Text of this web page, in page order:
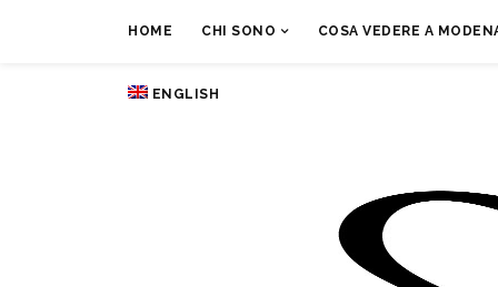
HOME CHI SONO COSA VEDERE A
ENGLISH